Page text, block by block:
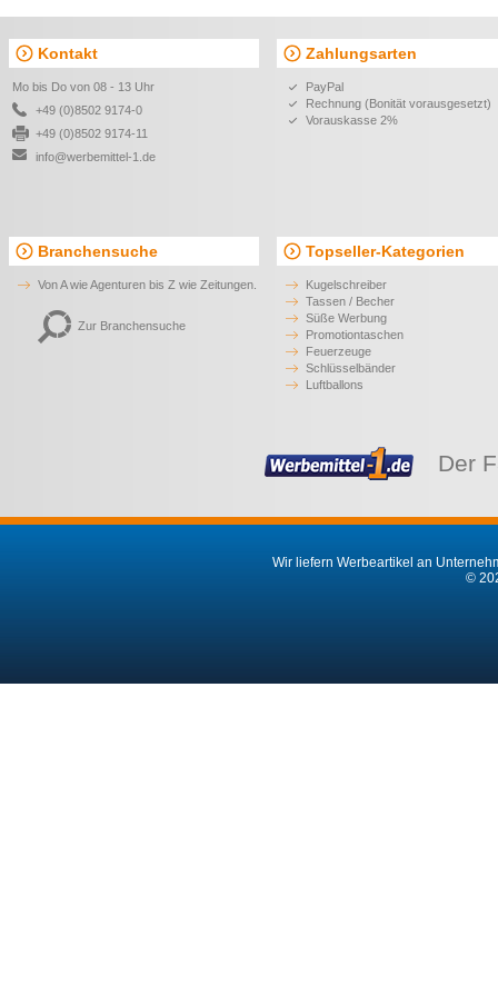
Kontakt
Mo bis Do von 08 - 13 Uhr
+49 (0)8502 9174-0
+49 (0)8502 9174-11
info@werbemittel-1.de
Zahlungsarten
PayPal
Rechnung (Bonität vorausgesetzt)
Vorauskasse 2%
Branchensuche
Von A wie Agenturen bis Z wie Zeitungen.
Zur Branchensuche
Topseller-Kategorien
Kugelschreiber
Tassen / Becher
Süße Werbung
Promotiontaschen
Feuerzeuge
Schlüsselbänder
Luftballons
Der
Wir liefern Werbeartikel an
©